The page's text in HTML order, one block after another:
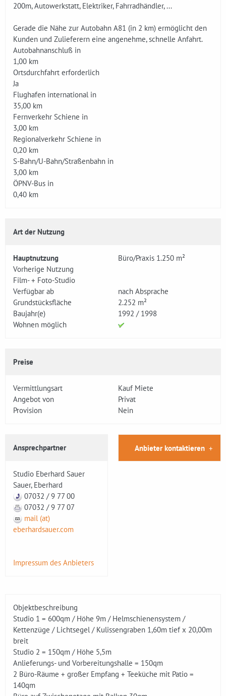
200m, Autowerkstatt, Elektriker, Fahrradhändler, ...
Gerade die Nähe zur Autobahn A81 (in 2 km) ermöglicht den
Kunden und Zulieferern eine angenehme, schnelle Anfahrt.
Autobahnanschluß in
1,00 km
Ortsdurchfahrt erforderlich
Ja
Flughafen international in
35,00 km
Fernverkehr Schiene in
3,00 km
Regionalverkehr Schiene in
0,20 km
S-Bahn/U-Bahn/Straßenbahn in
3,00 km
ÖPNV-Bus in
0,40 km
Art der Nutzung
Hauptnutzung
Büro/Praxis 1.250 m²
Vorherige Nutzung
Film- + Foto-Studio
Verfügbar ab
nach Absprache
Grundstücksfläche
2.252 m²
Baujahr(e)
1992 / 1998
Wohnen möglich
Preise
Vermittlungsart
Kauf Miete
Angebot von
Privat
Provision
Nein
Ansprechpartner
Studio Eberhard Sauer
Sauer, Eberhard
07032 / 9 77 00
07032 / 9 77 07
mail (at)
eberhardsauer.com
Impressum des Anbieters
Anbieter kontaktieren
Objektbeschreibung
Studio 1 = 600qm / Höhe 9m / Helmschienensystem /
Kettenzüge / Lichtsegel / Kulissengraben 1,60m tief x 20,00m
breit
Studio 2 = 150qm / Höhe 5,5m
Anlieferungs- und Vorbereitungshalle = 150qm
2 Büro-Räume + großer Empfang + Teeküche mit Patio =
140qm